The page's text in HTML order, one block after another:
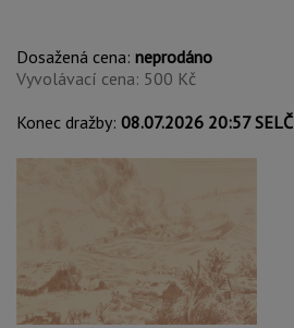
Dosažená cena: neprodáno
Vyvolávací cena: 500 Kč
Konec dražby: 08.07.2026 20:57 SELČ